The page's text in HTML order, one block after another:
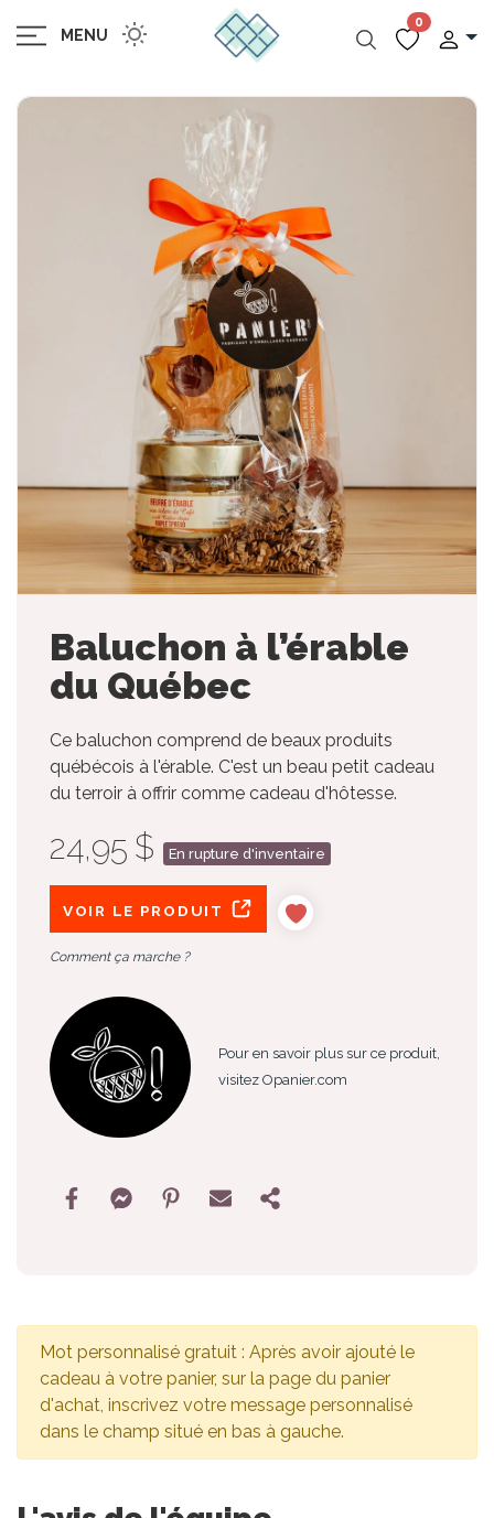
MENU
0
Baluchon à l’érable
du Québec
Ce baluchon comprend de beaux produits
québécois à l'érable. C'est un beau petit cadeau
du terroir à offrir comme cadeau d'hôtesse.
24,95 $ En rupture d'inventaire
VOIR LE PRODUIT
Comment ça marche ?
Pour en savoir plus sur ce produit,
visitez Opanier.com
Mot personnalisé gratuit : Après avoir ajouté le
cadeau à votre panier, sur la page du panier
d'achat, inscrivez votre message personnalisé
dans le champ situé en bas à gauche.